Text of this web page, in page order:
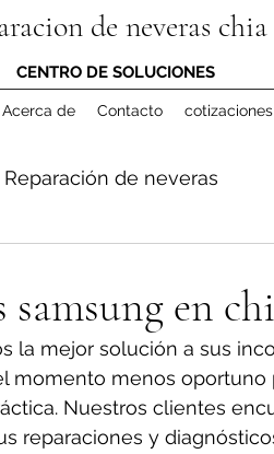
de neveras chia
CENTRO DE SOLUCIONES
Acerca de Contacto cotizaciones
Reparación de neveras
samsung en
la mejor solución a sus
momento menos oportuno
Nuestros clientes
reparaciones y